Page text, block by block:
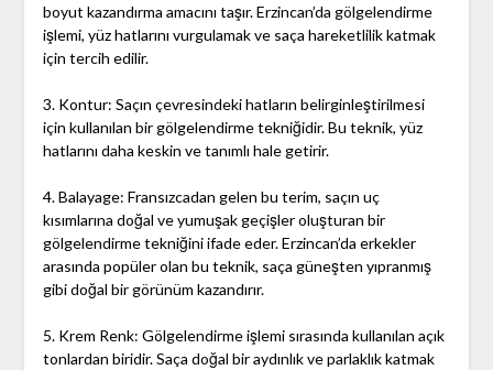
boyut kazandırma amacını taşır. Erzincan’da gölgelendirme
işlemi, yüz hatlarını vurgulamak ve saça hareketlilik katmak
için tercih edilir.
3. Kontur: Saçın çevresindeki hatların belirginleştirilmesi
için kullanılan bir gölgelendirme tekniğidir. Bu teknik, yüz
hatlarını daha keskin ve tanımlı hale getirir.
4. Balayage: Fransızcadan gelen bu terim, saçın uç
kısımlarına doğal ve yumuşak geçişler oluşturan bir
gölgelendirme tekniğini ifade eder. Erzincan’da erkekler
arasında popüler olan bu teknik, saça güneşten yıpranmış
gibi doğal bir görünüm kazandırır.
5. Krem Renk: Gölgelendirme işlemi sırasında kullanılan açık
tonlardan biridir. Saça doğal bir aydınlık ve parlaklık katmak